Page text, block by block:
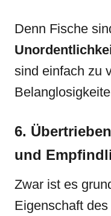
Denn Fische
sind einfach zu
6.
und
Zwar ist es
Eigenschaft